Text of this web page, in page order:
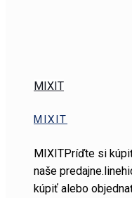
MIXIT
MIXIT
MIXITPríďte si
naše
kúpiť alebo